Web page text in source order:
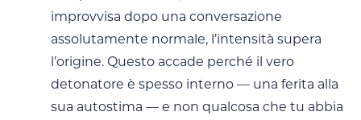
improvvisa dopo una conversazione
assolutamente normale, l’intensità supera
l’origine. Questo accade perché il vero
detonatore è spesso interno — una ferita alla
sua autostima — e non qualcosa che tu abbia